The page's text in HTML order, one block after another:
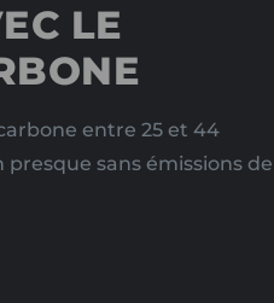
LE
entre 25 et 44
sans émissions de